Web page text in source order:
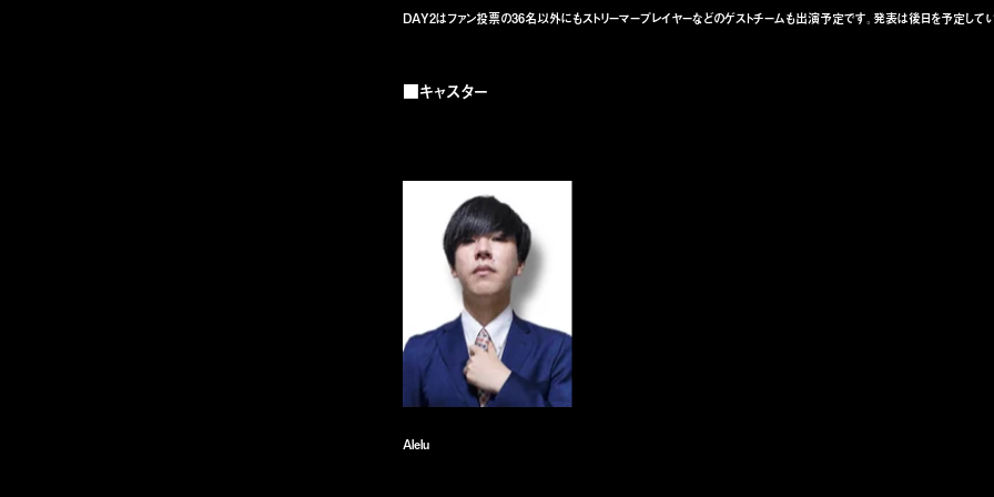
DAY2はファン投票の36名以外にもストリーマープレイヤーなどのゲストチームも出演予定です。発表は後日を予定してい
■キャスター
Alelu